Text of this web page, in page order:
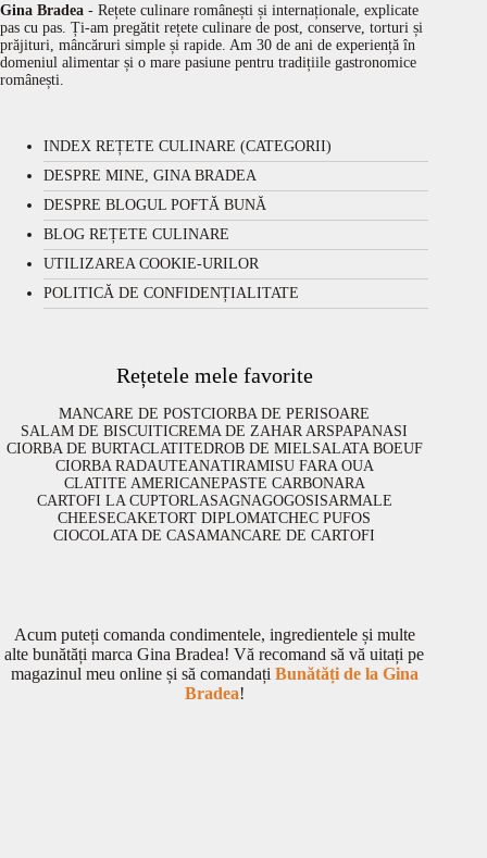
Gina Bradea - Rețete culinare românești și internaționale, explicate
pas cu pas. Ți-am pregătit rețete culinare de post, conserve, torturi și
prăjituri, mâncăruri simple și rapide. Am 30 de ani de experiență în
domeniul alimentar și o mare pasiune pentru tradițiile gastronomice
românești.
INDEX REȚETE CULINARE (CATEGORII)
DESPRE MINE, GINA BRADEA
DESPRE BLOGUL POFTĂ BUNĂ
BLOG REȚETE CULINARE
UTILIZAREA COOKIE-URILOR
POLITICĂ DE CONFIDENȚIALITATE
Rețetele mele favorite
MANCARE DE POSTCIORBA DE PERISOARE
SALAM DE BISCUITICREMA DE ZAHAR ARSPAPANASI
CIORBA DE BURTACLATITEDROB DE MIELSALATA BOEUF
CIORBA RADAUTEANATIRAMISU FARA OUA
CLATITE AMERICANEPASTE CARBONARA
CARTOFI LA CUPTORLASAGNAGOGOSISARMALE
CHEESECAKETORT DIPLOMATCHEC PUFOS
CIOCOLATA DE CASAMANCARE DE CARTOFI
Acum puteți comanda condimentele, ingredientele și multe
alte bunătăți marca Gina Bradea! Vă recomand să vă uitați pe
magazinul meu online și să comandați Bunătăți de la Gina
Bradea!